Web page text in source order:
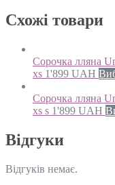
Схожi товари
Сорочка лляна
xs 1'899 UAH
Сорочка лляна
xs s 1'899 UAH
Відгуки
Відгуків немає.